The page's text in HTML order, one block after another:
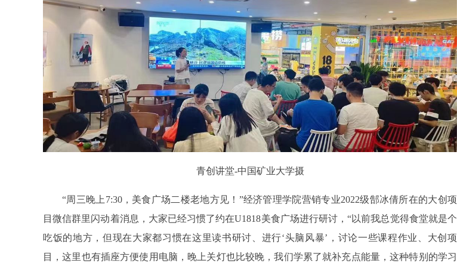
青创讲堂-中国矿业大学摄
“周三晚上7:30，美食广场二楼老地方见！”经济管理学院营销专业2022级郜冰倩所在的大创项
目微信群里闪动着消息，大家已经习惯了约在U1818美食广场进行研讨，“以前我总觉得食堂就是个
吃饭的地方，但现在大家都习惯在这里读书研讨、进行‘头脑风暴’，讨论一些课程作业、大创项
目，这里也有插座方便使用电脑，晚上关灯也比较晚，我们学累了就补充点能量，这种特别的学习